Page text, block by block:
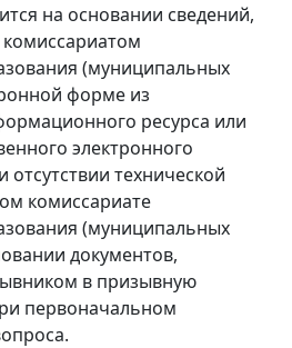
на основании сведений,
(муниципальных
форме из
ресурса или
электронного
отсутствии технической
комиссариате
(муниципальных
документов,
в призывную
первоначальном